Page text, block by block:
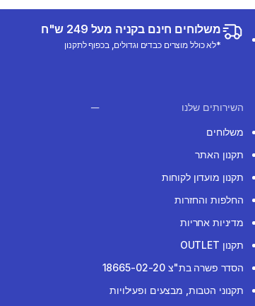
משלוחים חינם בקניה מעל 249 ש"ח
*לא כולל מוצרים כבדים וגדולים, בכפוף לתקנון
השירותים שלנו
משלוחים
תקנון האתר
תקנון מועדון לקוחות
החלפות והחזרות
מדיניות אחריות
תקנון OUTLET
הסדר פשרה בת"צ 18665-02-20
תקנוני הטבות, מבצעים ופעילויות